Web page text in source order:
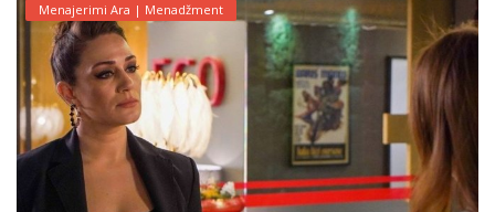
Menajerimi Ara | Menadžment